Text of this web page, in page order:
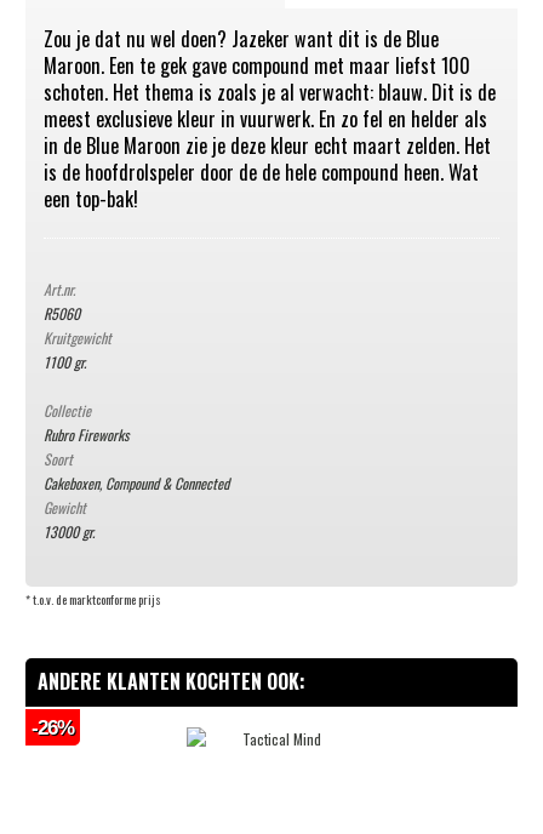
Zou je dat nu wel doen? Jazeker want dit is de Blue
Maroon. Een te gek gave compound met maar liefst 100
schoten. Het thema is zoals je al verwacht: blauw. Dit is de
meest exclusieve kleur in vuurwerk. En zo fel en helder als
in de Blue Maroon zie je deze kleur echt maart zelden. Het
is de hoofdrolspeler door de de hele compound heen. Wat
een top-bak!
Art.nr.
R5060
Kruitgewicht
1100 gr.
Collectie
Rubro Fireworks
Soort
Cakeboxen, Compound & Connected
Gewicht
13000 gr.
* t.o.v. de marktconforme prijs
ANDERE KLANTEN KOCHTEN OOK:
-26%